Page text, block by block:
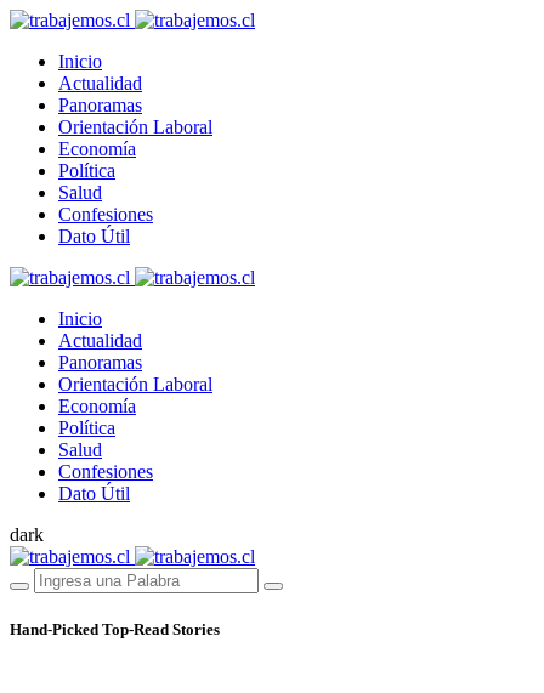
Inicio
Actualidad
Panoramas
Orientación Laboral
Economía
Política
Salud
Confesiones
Dato Útil
Inicio
Actualidad
Panoramas
Orientación Laboral
Economía
Política
Salud
Confesiones
Dato Útil
dark
Hand-Picked Top-Read Stories